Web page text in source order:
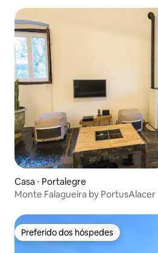
Casa ⋅ Portalegre
Monte Falagueira by PortusAlacer
Preferido dos hóspedes
Preferido dos hóspedes